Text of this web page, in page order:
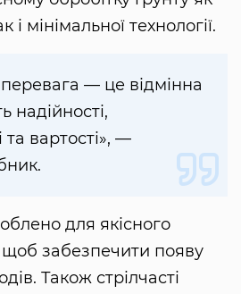
і мінімальної технології.
— це відмінна
надійності,
та вартості», —
для якісного
щоб забезпечити появу
Також стрілчасті